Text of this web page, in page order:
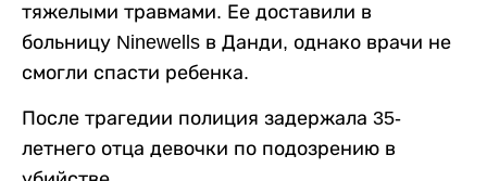
тяжелыми травмами. Ее доставили в
больницу Ninewells в Данди, однако врачи не
смогли спасти ребенка.
После трагедии полиция задержала 35-
летнего отца девочки по подозрению в